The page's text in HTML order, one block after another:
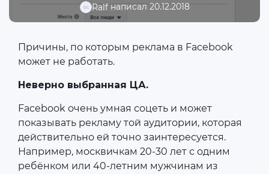
Ralfнаписал 20.12.2018
Причины, по которым реклама в Facebook
может не работать.
Неверно выбранная ЦА.
Facebook очень умная соцеть и может
показывать рекламу той аудитории, которая
действительно ей точно заинтересуется.
Например, москвичкам 20-30 лет с одним
ребёнком или 40-летним мужчинам из